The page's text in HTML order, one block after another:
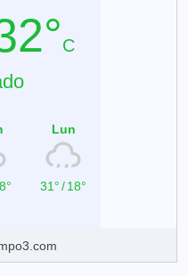
C
Lun
31°/18°